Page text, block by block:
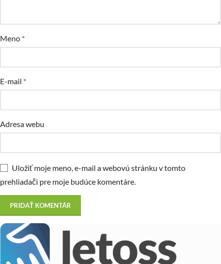
Meno *
E-mail *
Adresa webu
Uložiť moje meno, e-mail a webovú stránku v tomto
prehliadači pre moje budúce komentáre.